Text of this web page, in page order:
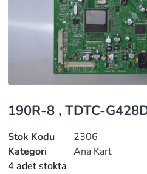
190R-8 , TDTC-
Stok Kodu
2306
Kategori
Ana Kart
4 adet stokta